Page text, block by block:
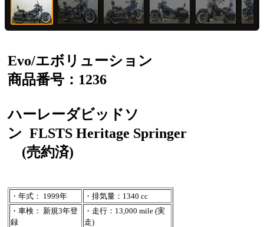
Evo/エボリューション
商品番号：1236
ハーレーダビッドソ
ン FLSTS Heritage Springer
(売約済)
・年式： 1999年
・排気量：1340 cc
・車検： 新規3年登
録
・走行：13,000 mile (実
走)